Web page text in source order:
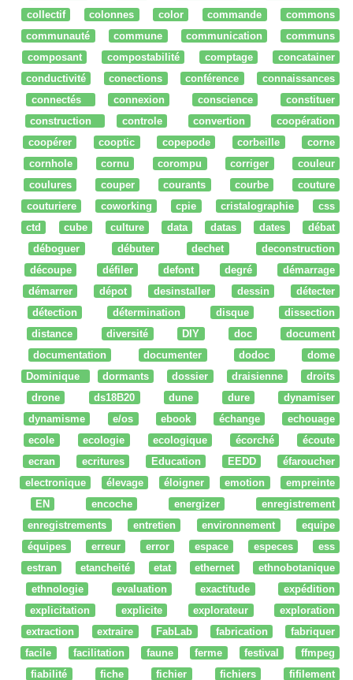
collectif
colonnes color commande
commons
communauté
commune communication
communs
composant
compostabilité comptage
concatainer
conductivité
conections conférence
connaissances
connectés
connexion conscience
constituer
construction
controle convertion
coopération
coopérer
cooptic copepode corbeille
corne
cornhole
cornu corompu corriger
couleur
coulures
couper courants courbe
couture
couturiere
coworking cpie cristalographie
css
ctd
cube culture data datas dates
débat
déboguer
débuter dechet
deconstruction
découpe
défiler defont degré
démarrage
démarrer
dépot desinstaller dessin
détecter
détection
détermination disque
dissection
distance
diversité DIY doc
document
documentation
documenter dodoc
dome
Dominique
dormants dossier draisienne
droits
drone
ds18B20 dune dure
dynamiser
dynamisme
e/os ebook échange
echouage
ecole
ecologie ecologique écorché
écoute
ecran
ecritures Education EEDD
éfaroucher
electronique
élevage éloigner emotion
empreinte
EN
encoche energizer
enregistrement
enregistrements
entretien environnement
equipe
équipes
erreur error espace especes
ess
estran
etancheité etat ethernet
ethnobotanique
ethnologie
evaluation exactitude
expédition
explicitation
explicite explorateur
exploration
extraction
extraire FabLab fabrication
fabriquer
facile
facilitation faune ferme festival
ffmpeg
fiabilité
fiche fichier fichiers
fifilement